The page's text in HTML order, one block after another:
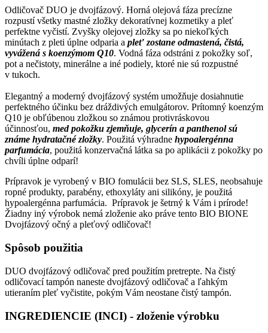
Odličovač DUO je dvojfázový. Horná olejová fáza precízne
rozpustí všetky mastné zložky dekoratívnej kozmetiky a pleť
perfektne vyčistí. Zvyšky olejovej zložky sa po niekoľkých
minútach z pleti úplne odparia a pleť zostane odmastená, čistá,
vyvážená s koenzýmom Q10. Vodná fáza odstráni z pokožky soľ,
pot a nečistoty, minerálne a iné podiely, ktoré nie sú rozpustné
v tukoch.
Elegantný a moderný dvojfázový systém umožňuje dosiahnutie
perfektného účinku bez dráždivých emulgátorov. Prítomný koenzým
Q10 je obľúbenou zložkou so známou protivráskovou
účinnosťou, med pokožku zjemňuje, glycerín a panthenol sú
známe hydratačné zložky. Použitá výhradne hypoalergénna
parfumácia, použitá konzervačná látka sa po aplikácii z pokožky po
chvíli úplne odparí!
Prípravok je vyrobený v BIO fomulácii bez SLS, SLES, neobsahuje
ropné produkty, parabény, ethoxyláty ani silikóny, je použitá
hypoalergénna parfumácia. Prípravok je šetrný k Vám i prírode!
Žiadny iný výrobok nemá zloženie ako práve tento BIO BIONE
Dvojfázový očný a pleťový odličovač!
Spôsob použitia
DUO dvojfázový odličovač pred použitím pretrepte. Na čistý
odličovací tampón naneste dvojfázový odličovač a ľahkým
utieraním pleť vyčistite, pokým Vám neostane čistý tampón.
INGREDIENCIE (INCI) - zloženie výrobku